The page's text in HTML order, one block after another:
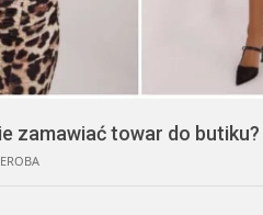
zamawiać towar do butiku?